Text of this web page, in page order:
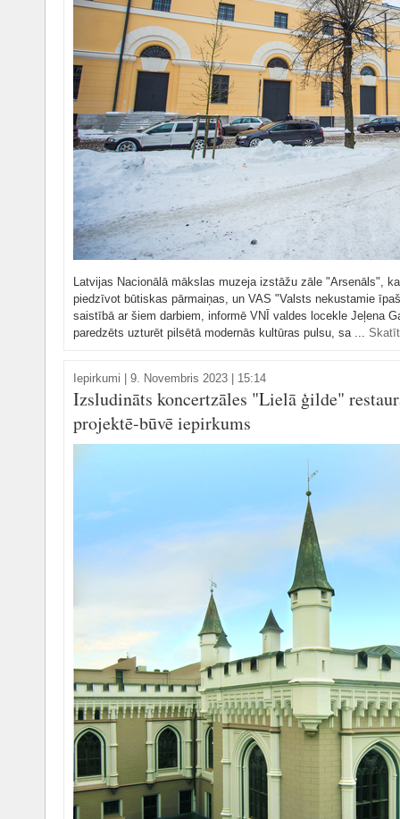
Latvijas Nacionālā mākslas muzeja izstāžu zāle "Arsenāls",
piedzīvot būtiskas pārmaiņas, un VAS "Valsts nekustamie
saistībā ar šiem darbiem, informē VNĪ valdes locekle Jeļena
paredzēts uzturēt pilsētā modernās kultūras pulsu, sa ...
Iepirkumi 9. Novembris 2023 | 15:14
Izsludināts koncertzāles "Lielā ģilde"
projektē-būvē iepirkums